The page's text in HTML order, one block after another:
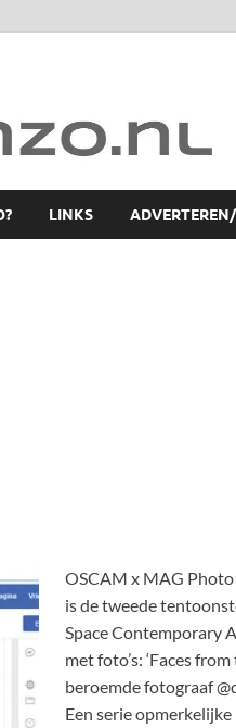
LINKS
OSCAM x MAG
is de tweede
Space Contemporary
met foto’s: ‘Faces
beroemde fotograaf
Een serie